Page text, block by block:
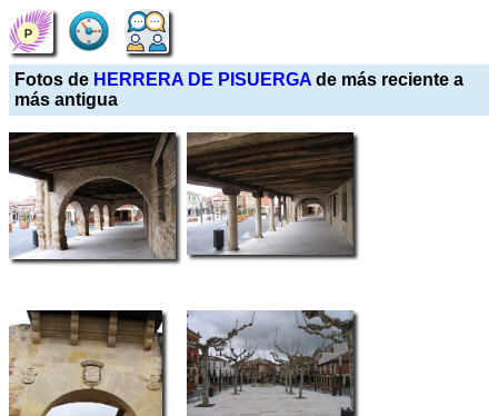
Fotos de HERRERA DE PISUERGA de más reciente a
más antigua